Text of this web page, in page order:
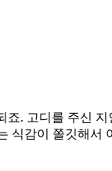
. 고디를 주신
식감이 쫄깃해